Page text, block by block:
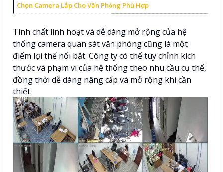
Chọn Camera Lắp Cho Văn Phòng Phù Hợp
Tính chất linh hoạt và dễ dàng mở rộng của hệ
thống camera quan sát văn phòng cũng là một
điểm lợi thế nổi bật. Công ty có thể tùy chỉnh kích
thước và phạm vi của hệ thống theo nhu cầu cụ thể,
đồng thời dễ dàng nâng cấp và mở rộng khi cần
thiết.